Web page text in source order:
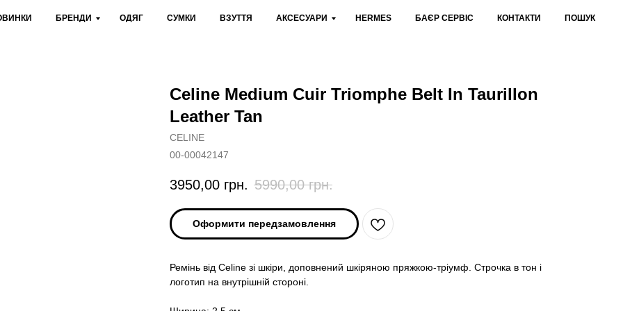
БРЕНДИ ОДЯГ СУМКИ ВЗУТТЯ АКСЕСУАРИ HERMES БАЄР СЕРВІС КОНТАКТИ ПОШУК
Celine Medium Cuir Triomphe Belt In Taurillon
Leather Tan
CELINE
00-00042147
3950,00 грн. 5990,00 грн.
Оформити передзамовлення
Ремінь від Celine зі шкіри, доповнений шкіряною пряжкою-тріумф. Строчка в тон і
логотип на внутрішній стороні.